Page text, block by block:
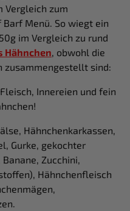
Vergleich zum
Menü. So wiegt ein
im Vergleich zu rund
Hähnchen , obwohl die
zusammengestellt sind:
Innereien und fein
Hähnchenkarkassen,
Gurke, gekochter
Zucchini,
Hähnchenfleisch